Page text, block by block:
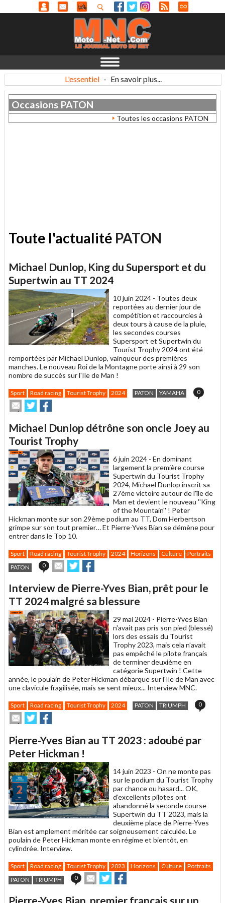
L'essentiel - En savoir plus...
Occasions PATON
Toutes les occasions PATON
Toute l'actualité PATON
Michael Dunlop, King du Supersport et du
Supertwin au TT 2024
10 juin 2024 - Toutes deux
reportées au dernier jour de
compétition et raccourcies à
deux tours à cause de la pluie,
les secondes courses
Supersport et Supertwin du
Tourist Trophy 2024 ont été
remportées par Michael Dunlop, vainqueur des premières
manches. Le nouveau Roi de la Montagne porte ainsi à 29 son
nombre de succès sur l'Ile de Man !
Sport Road racing Tourist Trophy 2024 PATON YAMAHA 0
Envoyer
cet
à
un
ami
Partager
sur
sur
Michael Dunlop détrône son oncle Joey au
Tourist Trophy
6 juin 2024 - En dominant
largement la première course
Supertwin du Tourist Trophy
2024, Michael Dunlop inscrit sa
27ème victoire autour de l'île de
Man et devient le nouveau ''King
of the Mountain'' ! Peter
Hickman monte sur son 29ème podium au TT, Dom Herbertson
grimpe sur son tout premier… Et Pierre-Yves Bian se démène pour
entrer dans le Top 10.
Sport Road racing Tourist Trophy 2024 Horizons Culture
Portraits
PATON
0
Envoyer
cet
à
un
ami
Partager
sur sur
Interview de Pierre-Yves Bian, prêt pour le
TT 2024 malgré sa blessure
29 mai 2024 - Pierre-Yves Bian
n'avait pas pris son pied (blessé)
lors des essais du Tourist
Trophy 2023, mais cela n'avait
pas empêché le pilote français
de terminer deuxième en
catégorie Supertwin ! Cette
année, le poulain de Peter Hickman débarque sur l'Ile de Man avec
une clavicule fragilisée, mais se sent mieux... Interview MNC.
Sport Road racing Tourist Trophy 2024 PATON TRIUMPH 0
Envoyer
cet
à
un
ami
Partager
sur
sur
Pierre-Yves Bian au TT 2023 : adoubé par
Peter Hickman !
14 juin 2023 - On ne monte pas
sur le podium du Tourist Trophy
par chance ou hasard... OK,
d’excellents pilotes ont
abandonné la seconde course
Supertwin du TT 2023, mais la
deuxième place de Pierre-Yves
Bian est amplement méritée car soigneusement calculée. Le
poulain de Peter Hickman monte en régime et bientôt, en
cylindrée. Interview.
Sport Road racing Tourist Trophy 2023 Horizons Culture
Portraits
PATON
TRIUMPH 0
Envoyer
cet
Partager
sur sur
Pierre-Yves Bian, premier français sur un